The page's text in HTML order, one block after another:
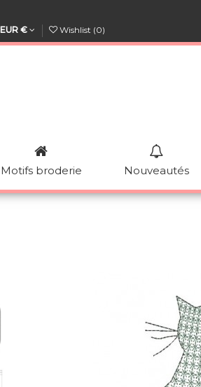
EUR € Wishlist (0)
Motifs broderie Nouveautés